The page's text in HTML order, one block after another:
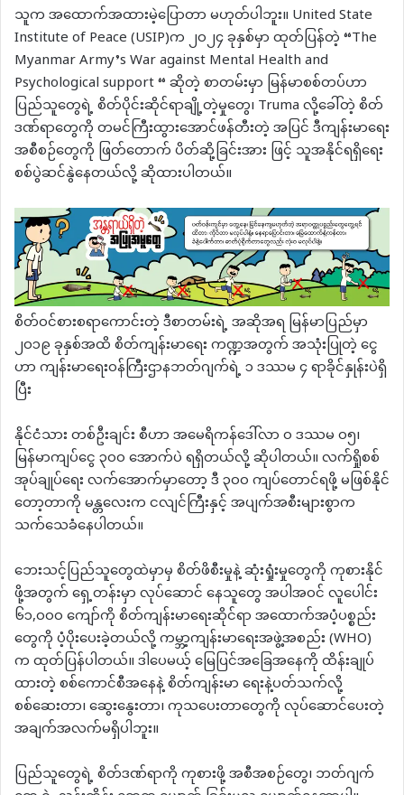
သူက အထောက်အထားမဲ့ပြောတာ မဟုတ်ပါဘူး။ United State
Institute of Peace (USIP)က ၂၀၂၄ ခုနှစ်မှာ ထုတ်ပြန်တဲ့ “The
Myanmar Army’s War against Mental Health and
Psychological support “ ဆိုတဲ့ စာတမ်းမှာ မြန်မာစစ်တပ်ဟာ
ပြည်သူတွေရဲ့ စိတ်ပိုင်းဆိုင်ရာချို့တဲ့မှုတွေ၊ Truma လို့ခေါ်တဲ့ စိတ်
ဒဏ်ရာတွေကို တမင်ကြီးထွားအောင်ဖန်တီးတဲ့ အပြင် ဒီကျန်းမာရေး
အစီစဉ်တွေကို ဖြတ်တောက် ပိတ်ဆို့ခြင်းအား ဖြင့် သူအနိုင်ရရှိရေး
စစ်ပွဲဆင်နွဲနေတယ်လို့ ဆိုထားပါတယ်။
စိတ်ဝင်စားစရာကောင်းတဲ့ ဒီစာတမ်းရဲ့ အဆိုအရ မြန်မာပြည်မှာ
၂၀၁၉ ခုနှစ်အထိ စိတ်ကျန်းမာရေး ကဏ္ဍအတွက် အသုံးပြုတဲ့ ငွေ
ဟာ ကျန်းမာရေးဝန်ကြီးဌာနဘတ်ဂျက်ရဲ့ ၁ ဒဿမ ၄ ရာခိုင်နှုန်းပဲရှိ
ပြီး
နိုင်ငံသား တစ်ဦးချင်း စီဟာ အမေရိကန်ဒေါ်လာ ၀ ဒဿမ ၀၅၊
မြန်မာကျပ်ငွေ ၃၀၀ အောက်ပဲ ရရှိတယ်လို့ ဆိုပါတယ်။ လက်ရှိုစစ်
အုပ်ချုပ်ရေး လက်အောက်မှာတော့ ဒီ ၃၀၀ ကျပ်တောင်ရဖို့ မဖြစ်နိုင်
တော့တာကို မန္တလေးက ငလျင်ကြီးနှင့် အပျက်အစီးများစွာက
သက်သေခံနေပါတယ်။
ဘေးသင့်ပြည်သူတွေထဲမှာမှ စိတ်ဖိစီးမှုနဲ့ ဆုံးရှုံးမှုတွေကို ကုစားနိုင်
ဖို့အတွက် ရှေ့တန်းမှာ လုပ်ဆောင် နေသူတွေ အပါအဝင် လူပေါင်း
၆၁,၀၀၀ ကျော်ကို စိတ်ကျန်းမာရေးဆိုင်ရာ အထောက်အပံ့ပစ္စည်း
တွေကို ပံ့ပိုးပေးခဲ့တယ်လို့ ကမ္ဘာ့ကျန်းမာရေးအဖွဲ့အစည်း (WHO)
က ထုတ်ပြန်ပါတယ်။ ဒါပေမယ့် မြေပြင်အခြေအနေကို ထိန်းချုပ်
ထားတဲ့ စစ်ကောင်စီအနေနဲ့ စိတ်ကျန်းမာ ရေးနဲ့ပတ်သက်လို့
စစ်ဆေးတာ၊ ဆွေးနွေးတာ၊ ကုသပေးတာတွေကို လုပ်ဆောင်ပေးတဲ့
အချက်အလက်မရှိပါဘူး။
ပြည်သူတွေရဲ့ စိတ်ဒဏ်ရာကို ကုစားဖို့ အစီအစဉ်တွေ၊ ဘတ်ဂျက်